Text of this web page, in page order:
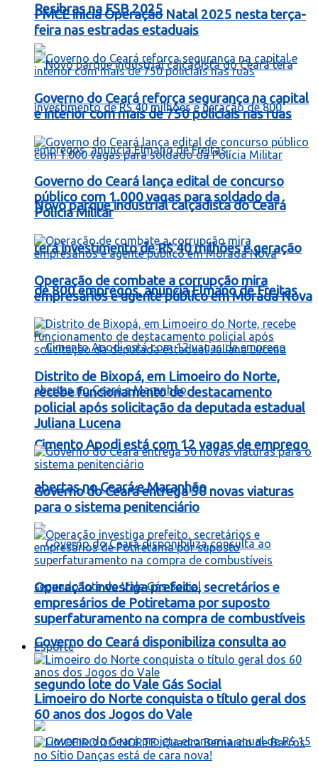
Resibras na FSB 2025
Novo parque industrial calçadista do Ceará
terá investimento de R$ 40 milhões e geração
de 800 empregos, anuncia Elmano de Freitas
Cimento Apodi está com 12 vagas de emprego
abertas no Ceará e Maranhão
Governo do Ceará disponibiliza consulta ao
segundo lote do Vale Gás Social
PMCE inicia Operação Natal 2025 nesta terça-
feira nas estradas estaduais
Governo do Ceará reforça segurança na capital
e interior com mais de 750 policiais nas ruas
Governo do Ceará lança edital de concurso
público com 1.000 vagas para soldado da
Polícia Militar
Operação de combate a corrupção mira
empresários e agente público em Morada Nova
Distrito de Bixopá, em Limoeiro do Norte,
recebe funcionamento de destacamento
policial após solicitação da deputada estadual
Juliana Lucena
Governo do Ceará entrega 50 novas viaturas
para o sistema penitenciário
Operação investiga prefeito, secretários e
empresários de Potiretama por suposto
superfaturamento na compra de combustíveis
Esporte
Limoeiro do Norte conquista o título geral dos
60 anos dos Jogos do Vale